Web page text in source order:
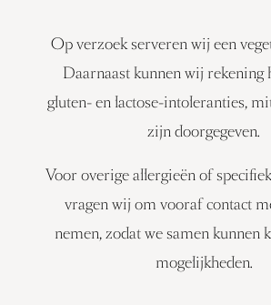
Op verzoek serveren wij een
Daarnaast kunnen wij rekening
gluten- en lactose-intoleranties,
zijn doorgegeven.
Voor overige allergieën of
vragen wij om vooraf contact
nemen, zodat we samen kunnen
mogelijkheden.